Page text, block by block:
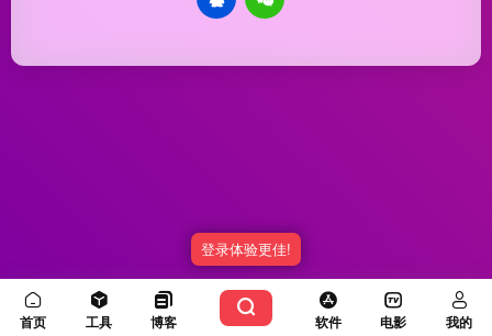
Copyright © 2026 优渥导航 冀ICP备20003336号-5由 OneNav强力驱动
首页 工具 博客 软件 电影 我的
登录体验更佳!